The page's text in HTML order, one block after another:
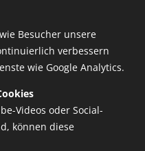
Besucher unsere
verbessern
wie Google Analytics.
Videos oder Social-
können diese